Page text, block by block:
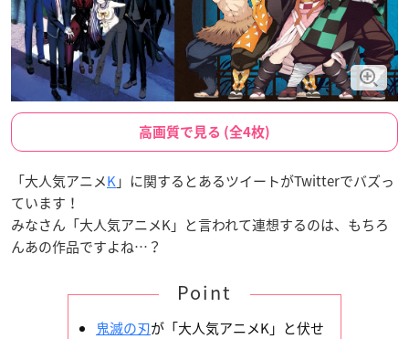
高画質で見る (全4枚)
「大人気アニメK」に関するとあるツイートがTwitterでバズっ
ています！
みなさん「大人気アニメK」と言われて連想するのは、もちろ
んあの作品ですよね…？
Point
鬼滅の刃が「大人気アニメK」と伏せ